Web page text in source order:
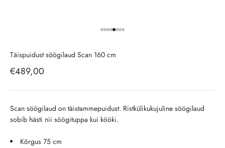
Täispuidust söögilaud Scan 160 cm
Soodushind
€489,00
Scan söögilaud on täistammepuidust. Ristkülikukujuline söögilaud
sobib hästi nii söögituppa kui kööki.
Kõrgus 75 cm